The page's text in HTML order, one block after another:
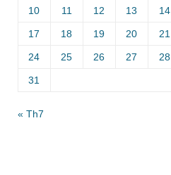
10 11 12 13 14
17 18 19 20 21
24 25 26 27 28
31
« Th7